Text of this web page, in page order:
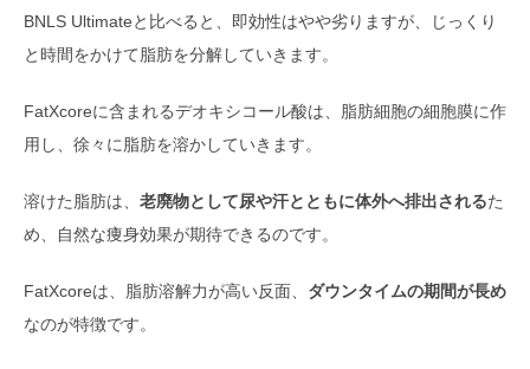
BNLS Ultimateと比べると、即効性はやや劣りますが、じっくり
と時間をかけて脂肪を分解していきます。
FatXcoreに含まれるデオキシコール酸は、脂肪細胞の細胞膜に作
用し、徐々に脂肪を溶かしていきます。
溶けた脂肪は、 老廃物として尿や汗とともに体外へ排出されるた
め、自然な痩身効果が期待できるのです。
FatXcoreは、脂肪溶解力が高い反面、 ダウンタイムの期間が長め
なのが特徴です。